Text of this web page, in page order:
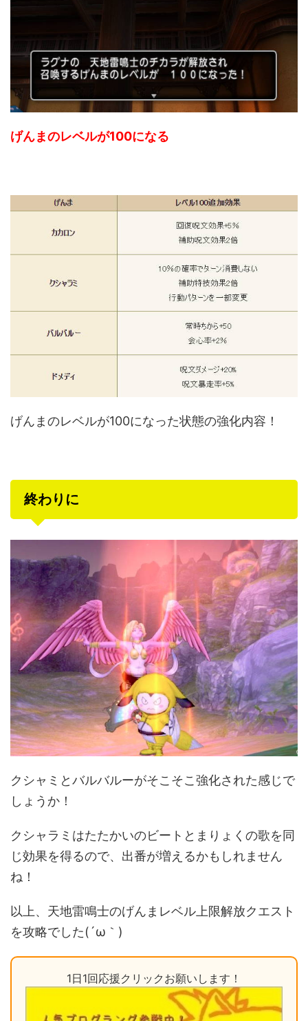
げんまのレベルが100になる
げんまのレベルが100になった状態の強化内容！
終わりに
クシャミとバルバルーがそこそこ強化された感じで
しょうか！
クシャラミはたたかいのビートとまりょくの歌を同
じ効果を得るので、出番が増えるかもしれません
ね！
以上、天地雷鳴士のげんまレベル上限解放クエスト
を攻略でした(´ω｀)
1日1回応援クリックお願いします！